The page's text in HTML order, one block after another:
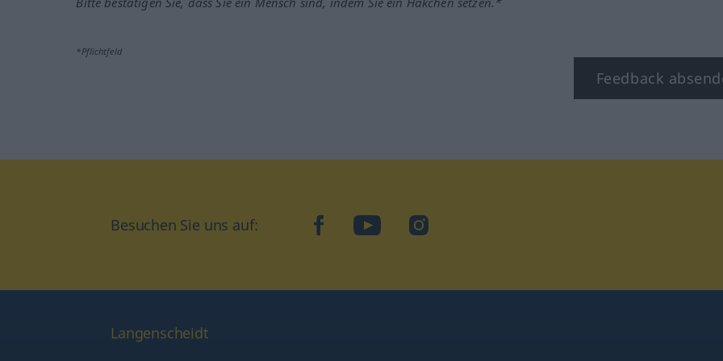
*Pflichtfeld
Feedback
Besuchen Sie uns auf: facebookYouTubeInstagram
Langenscheidt